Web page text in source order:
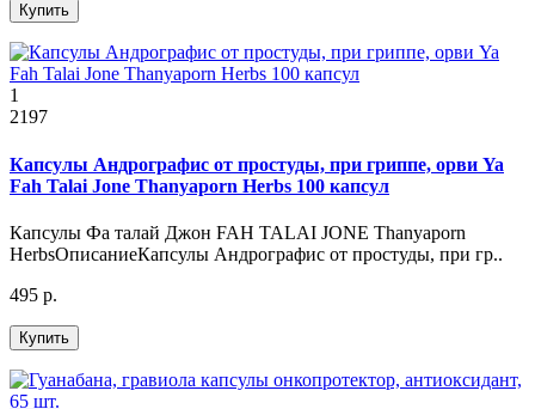
Купить
1
2197
Капсулы Андрографис от простуды, при гриппе, орви Ya
Fah Talai Jone Thanyaporn Herbs 100 капсул
Капсулы Фа талай Джон FAH TALAI JONE Thanyaporn
HerbsОписаниеКапсулы Андрографис от простуды, при гр..
495 р.
Купить